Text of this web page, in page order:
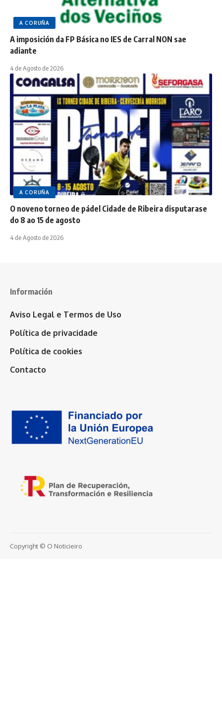
A CORUÑA
A imposición da FP Básica no IES de Carral NON sae
adiante
4 de Agosto de 2026
A CORUÑA
O noveno torneo de pádel Cidade de Ribeira disputarase
do 8 ao 15 de agosto
4 de Agosto de 2026
Información
Aviso Legal e Termos de Uso
Política de privacidade
Política de cookies
Contacto
Copyright © O Noticieiro